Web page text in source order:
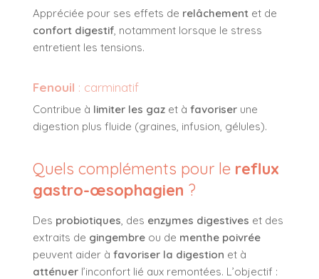
Appréciée pour ses effets de relâchement et de
confort digestif , notamment lorsque le stress
entretient les tensions.
Fenouil : carminatif
Contribue à limiter les gaz et à favoriser une
digestion plus fluide (graines, infusion, gélules).
Quels compléments pour le reflux
gastro-œsophagien ?
Des probiotiques , des enzymes digestives et des
extraits de gingembre ou de menthe poivrée
peuvent aider à favoriser la digestion et à
atténuer l’inconfort lié aux remontées. L’objectif :